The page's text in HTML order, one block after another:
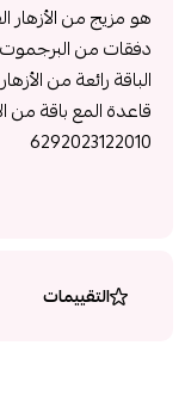
هو مزيج من الأزهار
دفقات من
الباقة رائعة من
قاعدة المع باقة من
6292023122010
التقييمات